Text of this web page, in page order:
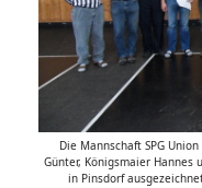
Die Mannschaft SPG
Günter, Königsmaier Hannes
in Pinsdorf